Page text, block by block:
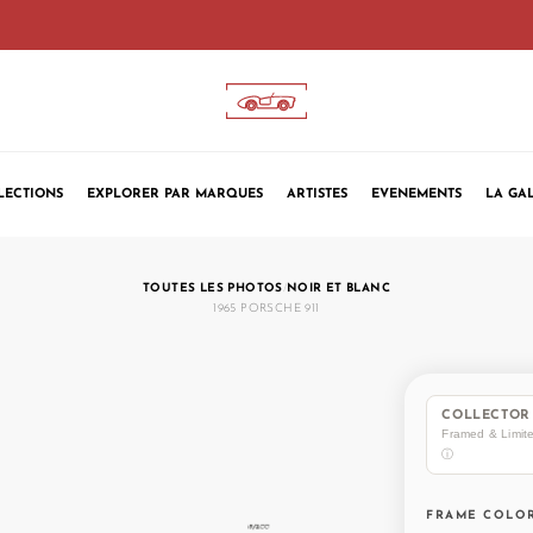
EXPLORER PAR MARQUES ARTISTES EVENEMENTS LA
CART
TOUTES LES PHOTOS/NOIR ET BLANC
1965 PORSCHE 911
Framed &
ⓘ
FRAME